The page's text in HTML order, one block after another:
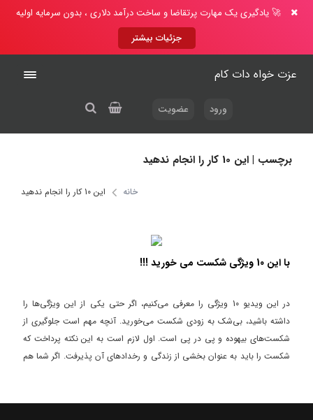
🚀 یادگیری یک مهارت پرتقاضا و ساخت درآمد دلاری ، بدون سرمایه اولیه
جزئیات بیشتر
عزت خواه دات کام
ورود عضویت
برچسب | این 10 کار را انجام ندهید
خانه این 10 کار را انجام ندهید
با این 10 ویژگی شکست می خورید !!!
در این ویدیو 10 ویژگی را معرفی می‌کنیم، اگر حتی یکی از این ویژگی‌ها را
داشته باشید، بی‌شک به زودی شکست می‌خورید. آنچه مهم است جلوگیری از
شکست‌های بیهوده و پی در پی است. اول لازم است به این نکته پرداخت که
شکست را باید به عنوان بخشی از زندگی و رخدادهای آن پذیرفت. اگر شما هم